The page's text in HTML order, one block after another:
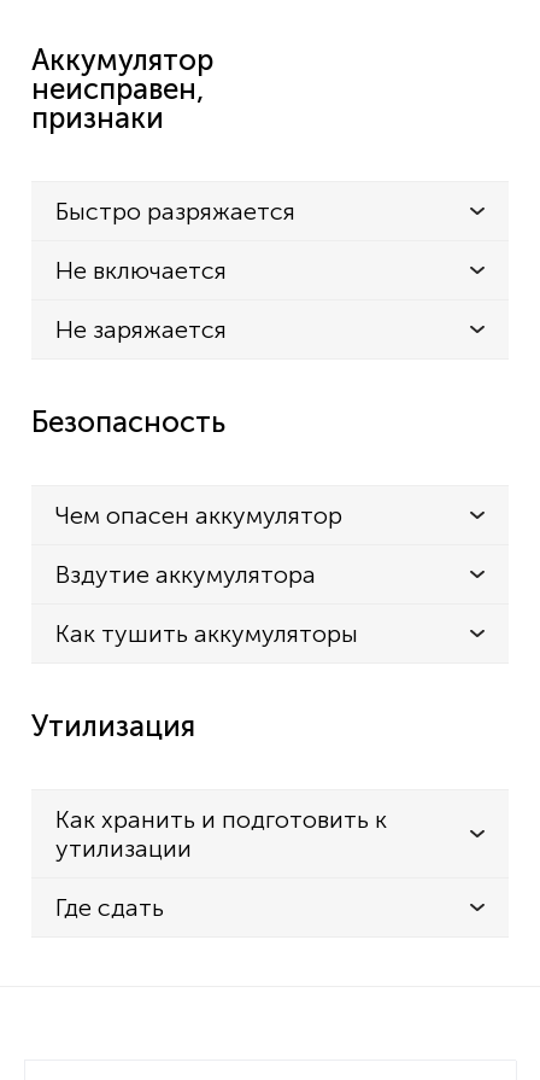
Аккумулятор
неисправен,
признаки
Быстро разряжается
Не включается
Не заряжается
Безопасность
Чем опасен аккумулятор
Вздутие аккумулятора
Как тушить аккумуляторы
Утилизация
Как хранить и подготовить к
утилизации
Где сдать